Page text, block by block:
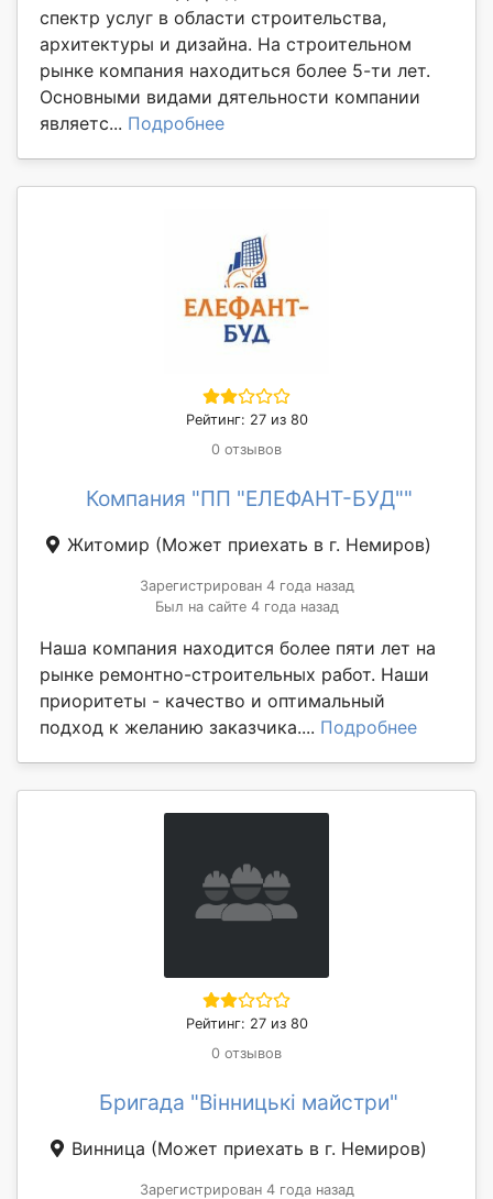
спектр услуг в области строительства,
архитектуры и дизайна. На строительном
рынке компания находиться более 5-ти лет.
Основными видами дятельности компании
являетс... Подробнее
Рейтинг: 27 из 80
0 отзывов
Компания "ПП "ЕЛЕФАНТ-БУД""
Житомир (Может приехать в г. Немиров)
Зарегистрирован 4 года назад
Был на сайте 4 года назад
Наша компания находится более пяти лет на
рынке ремонтно-строительных работ. Наши
приоритеты - качество и оптимальный
подход к желанию заказчика.... Подробнее
Рейтинг: 27 из 80
0 отзывов
Бригада "Вінницькі майстри"
Винница (Может приехать в г. Немиров)
Зарегистрирован 4 года назад